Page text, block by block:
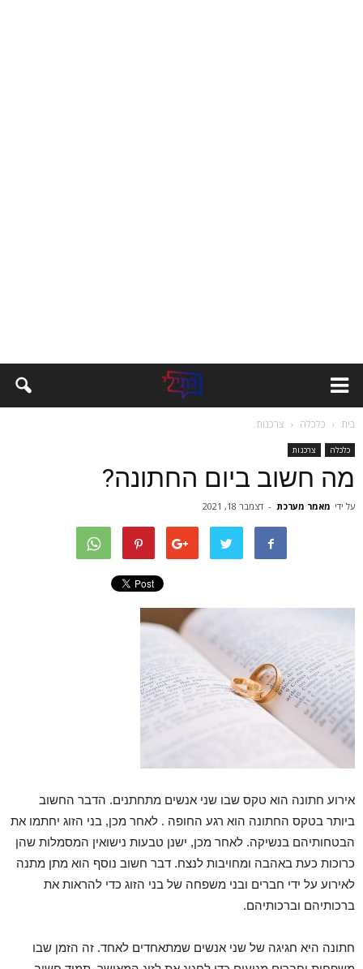
בית כלכלה צרכנות
כלכלה צרכנות
מה חשוב ביום החתונה?
על ידי מאמר מערכת - דצמבר 18, 2021
אירוע חתונה הוא טקס שבו שני אנשים מתחתנים. הדבר החשוב
ביותר בטקס החתונה הוא רגע החופה . לאחר מכן, בני הזוג יחתמו את
הבטחותיהם בנשיקה. לאחר מכן, ישנן טבעות נישואין המסמלות שהן
כרוכות כעת באהבה ומחויבות לנצח. דבר חשוב נוסף הוא מתן מתנה
לאירוע על ידי חברים ובני משפחה של בני הזוג כדי להראות את
ברכותיהם וברכותיהם.
חתונה היא חגיגה של שני אנשים שמתאחדים לאחד. זה הזמן שבו